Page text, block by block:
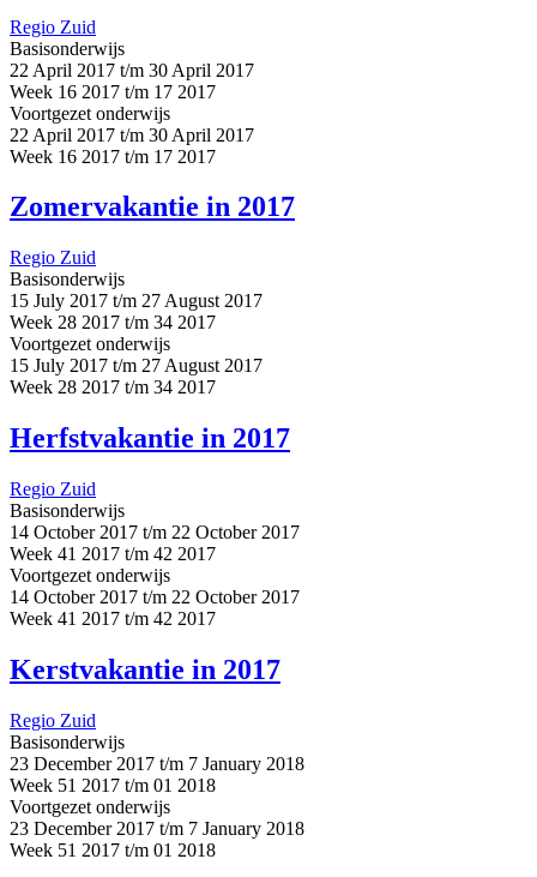
Regio Zuid
Basisonderwijs
22 April 2017 t/m 30 April 2017
Week 16 2017 t/m 17 2017
Voortgezet onderwijs
22 April 2017 t/m 30 April 2017
Week 16 2017 t/m 17 2017
Zomervakantie in 2017
Regio Zuid
Basisonderwijs
15 July 2017 t/m 27 August 2017
Week 28 2017 t/m 34 2017
Voortgezet onderwijs
15 July 2017 t/m 27 August 2017
Week 28 2017 t/m 34 2017
Herfstvakantie in 2017
Regio Zuid
Basisonderwijs
14 October 2017 t/m 22 October 2017
Week 41 2017 t/m 42 2017
Voortgezet onderwijs
14 October 2017 t/m 22 October 2017
Week 41 2017 t/m 42 2017
Kerstvakantie in 2017
Regio Zuid
Basisonderwijs
23 December 2017 t/m 7 January 2018
Week 51 2017 t/m 01 2018
Voortgezet onderwijs
23 December 2017 t/m 7 January 2018
Week 51 2017 t/m 01 2018